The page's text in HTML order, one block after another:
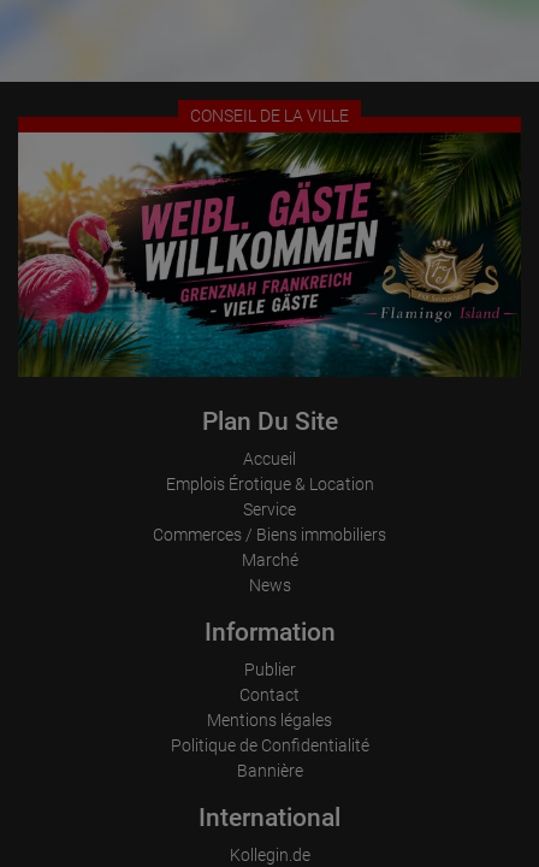
CONSEIL DE LA VILLE
Plan Du Site
Accueil
Emplois Érotique & Location
Service
Commerces / Biens immobiliers
Marché
News
Information
Publier
Contact
Mentions légales
Politique de Confidentialité
Bannière
International
Kollegin.de